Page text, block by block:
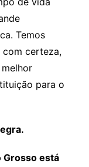
Temos
com certeza,
para o
Grosso está